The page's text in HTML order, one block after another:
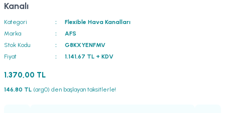
Kanalı
Kategori
Flexible Hava Kanalları
Marka
AFS
Stok Kodu
G8KXYENFMV
Fiyat
1.141,67 TL + KDV
1.370,00 TL
146,80 TL (arg0) den başlayan taksitlerle!